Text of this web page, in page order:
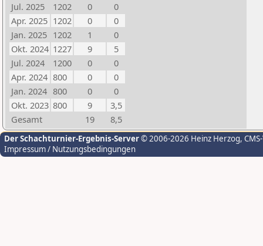
Jul. 2025
1202 0
0
Apr. 2025 1202 0
0
Jan. 2025 1202 1
0
Okt. 2024 1227 9
5
Jul. 2024
1200 0
0
Apr. 2024 800 0
0
Jan. 2024 800 0
0
Okt. 2023 800 9
3,5
Gesamt
19 8,5
Der Schachturnier-Ergebnis-Server© 2006-2026 Heinz Herzog,
Impressum / Nutzungsbedingungen